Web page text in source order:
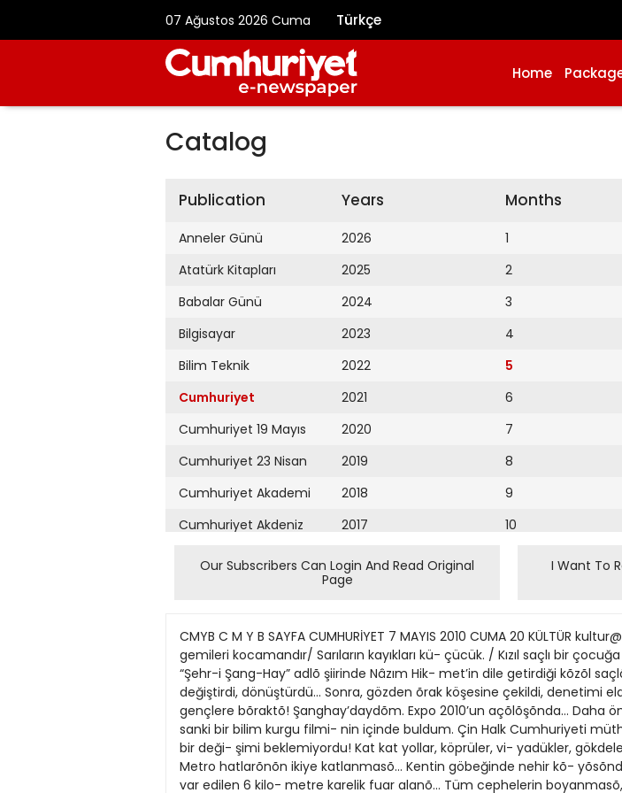
07 Ağustos 2026 Cuma Türkçe
Home
Catalog
Publication
Anneler Günü
Atatürk Kitapları
Babalar Günü
Bilgisayar
Bilim Teknik
Cumhuriyet
Cumhuriyet 19 Mayıs
Cumhuriyet 23 Nisan
Cumhuriyet Akademi
Cumhuriyet Akdeniz
Cumhuriyet Alışveriş
Cumhuriyet Ankara
Cumhuriyet Büyük
Taaruz
Cumhuriyet
Cumartesi
Cumhuriyet Çevre
Years
2026
2025
2024
2023
2022
2021
2020
2019
2018
2017
2016
2015
2013
2011
2010
2009
Months
1
2
3
4
5
6
7
8
9
10
Our Subscribers Can Login And Read Original
Page
I Want To
CMYB C M Y B SAYFA CUMHURİYET 7 MAYIS 2010 CUMA 20 KÜLTÜR
gemileri kocamandır/ Sarıların kayıkları kü- çücük. / Kızıl saçlı bir
“Şehr-i Şang-Hay” adlõ şiirinde Nâzım Hik- met’in dile getirdiği kõzõl
değiştirdi, dönüştürdü… Sonra, gözden õrak köşesine çekildi, denetimi
gençlere bõraktõ! Şanghay’daydõm. Expo 2010’un açõlõşõnda…
sanki bir bilim kurgu filmi- nin içinde buldum. Çin Halk Cumhuriyeti
bir deği- şimi beklemiyordu! Kat kat yollar, köprüler, vi- yadükler,
Metro hatlarõnõn ikiye katlanmasõ… Kentin göbeğinde nehir kõ-
var edilen 6 kilo- metre karelik fuar alanõ… Tüm cephelerin